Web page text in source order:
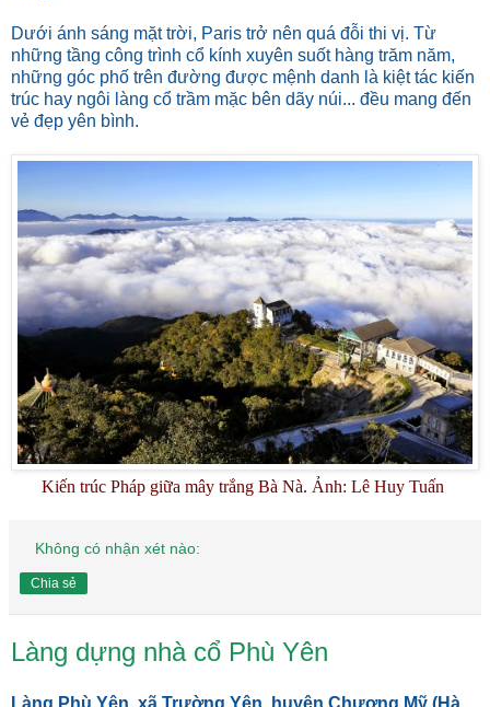
Dưới ánh sáng mặt trời, Paris trở nên quá đỗi thi vị. Từ
những tầng công trình cổ kính xuyên suốt hàng trăm năm,
những góc phố trên đường được mệnh danh là kiệt tác kiến
trúc hay ngôi làng cổ trầm mặc bên dãy núi... đều mang đến
vẻ đẹp yên bình.
Kiến trúc Pháp giữa mây trắng Bà Nà. Ảnh: Lê Huy Tuấn
Không có nhận xét nào:
Chia sẻ
Làng dựng nhà cổ Phù Yên